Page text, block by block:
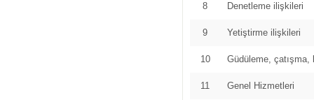
8 Denetleme ilişkileri
9 Yetiştirme ilişkileri
10 Güdüleme, çatışma,
11 Genel Hizmetleri